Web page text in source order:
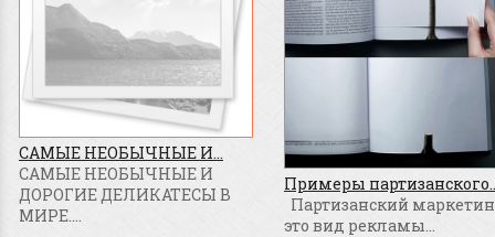
САМЫЕ НЕОБЫЧНЫЕ И...
САМЫЕ НЕОБЫЧНЫЕ И
ДОРОГИЕ ДЕЛИКАТЕСЫ В
МИРЕ....
Примеры
Партизанский
это вид рекламы...